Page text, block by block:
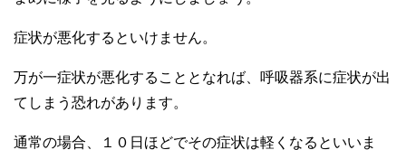
症状が悪化するといけません。
万が一症状が悪化することとなれば、呼吸器系に症状が出
てしまう恐れがあります。
通常の場合、１０日ほどでその症状は軽くなるといいま